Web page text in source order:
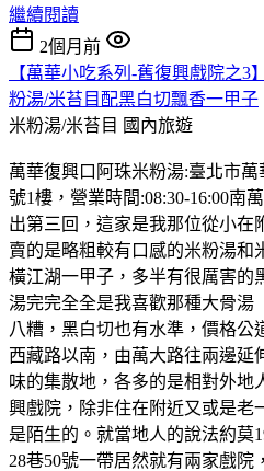
繼續閱讀
2個月前
【萬華小吃系列-舊復興戲院之3
粉湯/米苔目配黑白切飄香一甲子
米粉湯/米苔目 國內旅遊
萬華復興口阿珠米粉湯:臺北市
號1樓，營業時間:08:30-16:00南
出第三回，這家是我那位從小在
賣的是略粗較有口感的米粉湯和
橫江湖一甲子，多半有很厲害的
湯完完全全是我喜歡那種大骨湯
八糟，黑白切也有水準，價格公
西藏路以南，由萬大路往兩邊延
味的集散地，各多的是相對外地
興戲院，除非住在附近又或是老
是陌生的。就當地人的說法約莫
28巷50號一帶居然就有兩家戲院